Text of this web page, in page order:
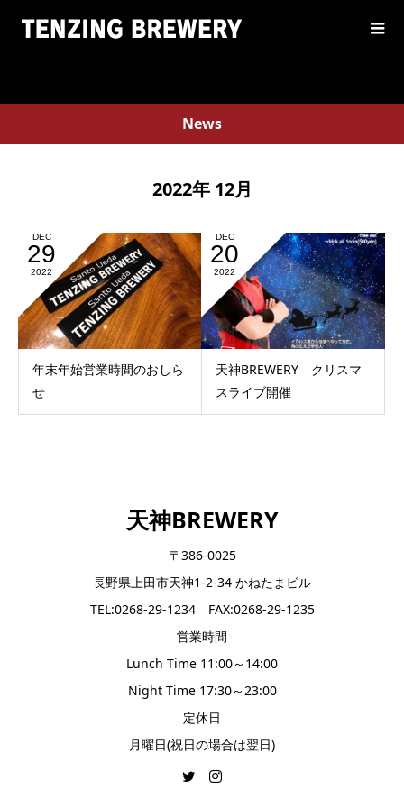
News
2022年 12月
DEC
29
2022
年末年始営業時間のおしら
せ
DEC
20
2022
天神BREWERY クリスマ
スライブ開催
天神BREWERY
〒386-0025
長野県上田市天神1-2-34 かねたまビル
TEL:0268-29-1234 FAX:0268-29-1235
営業時間
Lunch Time 11:00～14:00
Night Time 17:30～23:00
定休日
月曜日(祝日の場合は翌日)